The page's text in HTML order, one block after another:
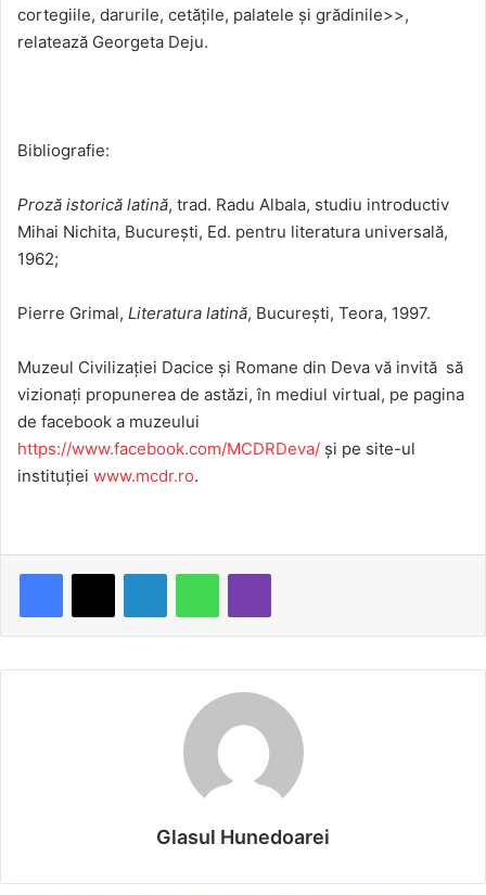
cortegiile, darurile, cetățile, palatele și grădinile>>,
relatează Georgeta Deju.
Bibliografie:
Proză istorică latină, trad. Radu Albala, studiu introductiv
Mihai Nichita, București, Ed. pentru literatura universală,
1962;
Pierre Grimal, Literatura latină, București, Teora, 1997.
Muzeul Civilizaţiei Dacice şi Romane din Deva vă invită să
vizionați propunerea de astăzi, în mediul virtual, pe pagina
de facebook a muzeului
https://www.facebook.com/MCDRDeva/ și pe site-ul
instituției www.mcdr.ro.
LinkedIn WhatsApp
Glasul Hunedoarei